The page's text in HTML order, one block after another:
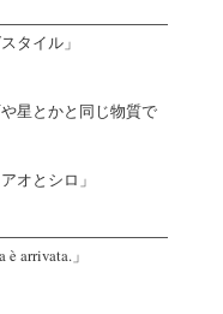
タイル」
星とかと同じ物質で
オとシロ」
arrivata.」